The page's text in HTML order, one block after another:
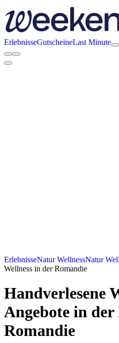
ErlebnisseGutscheineLast Minute
ErlebnisseNatur WellnessNatur
Wellness in der Romandie
Handverlesene
Angebote in
Romandie